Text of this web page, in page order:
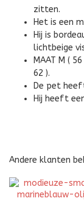
zitten.
Het is een
Hij is
lichtbeige
MAAT M (
62 ).
De pet
Hij heeft
Andere klanten